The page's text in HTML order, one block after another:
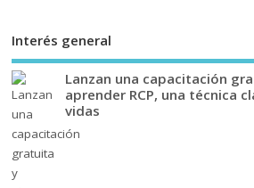
Interés general
Lanzan una capacitación
aprender RCP, una técnica
vidas